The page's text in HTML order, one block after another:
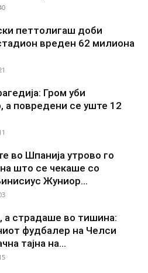
петтолигаш доби
вреден 62 милиона
Гром уби
а повредени се уште 12
во Шпанија утрово го
што се чекаше со
Жуниор...
а страдаше во тишина:
фудбалер на Челси
тајна на...